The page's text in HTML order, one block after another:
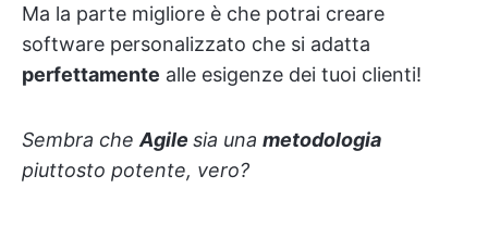
Ma la parte migliore è che potrai creare
software personalizzato che si adatta
perfettamente alle esigenze dei tuoi clienti!
Sembra che Agile sia una metodologia
piuttosto potente, vero?